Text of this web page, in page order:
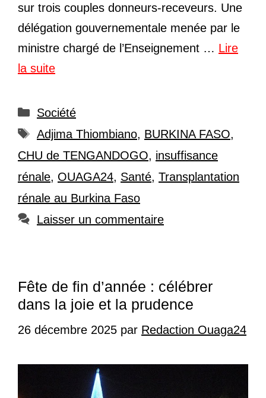
sur trois couples donneurs-receveurs. Une
délégation gouvernementale menée par le
ministre chargé de l’Enseignement … Lire
la suite
Catégories
Société
Étiquettes
Adjima Thiombiano, BURKINA FASO,
CHU de TENGANDOGO, insuffisance
rénale, OUAGA24, Santé, Transplantation
rénale au Burkina Faso
Laisser un commentaire
Fête de fin d’année : célébrer
dans la joie et la prudence
26 décembre 2025 par Redaction Ouaga24